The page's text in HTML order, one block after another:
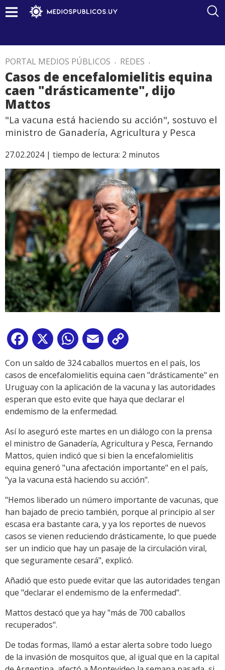
PORTAL MEDIOS PÚBLICOS . REDES .
Casos de encefalomielitis equina
caen "drásticamente", dijo
Mattos
"La vacuna está haciendo su acción", sostuvo el
ministro de Ganadería, Agricultura y Pesca
27.02.2024 | tiempo de lectura: 2 minutos
Facebook
X WhatsApp
Email
Link
Con un saldo de 324 caballos muertos en el país, los
casos de encefalomielitis equina caen "drásticamente" en
Uruguay con la aplicación de la vacuna y las autoridades
esperan que esto evite que haya que declarar el
endemismo de la enfermedad.
Así lo aseguró este martes en un diálogo con la prensa
el ministro de Ganadería, Agricultura y Pesca, Fernando
Mattos, quien indicó que si bien la encefalomielitis
equina generó "una afectación importante" en el país,
"ya la vacuna está haciendo su acción".
"Hemos liberado un número importante de vacunas, que
han bajado de precio también, porque al principio al ser
escasa era bastante cara, y ya los reportes de nuevos
casos se vienen reduciendo drásticamente, lo que puede
ser un indicio que hay un pasaje de la circulación viral,
que seguramente cesará", explicó.
Añadió que esto puede evitar que las autoridades tengan
que "declarar el endemismo de la enfermedad".
Mattos destacó que ya hay "más de 700 caballos
recuperados".
De todas formas, llamó a estar alerta sobre todo luego
de la invasión de mosquitos que, al igual que en la capital